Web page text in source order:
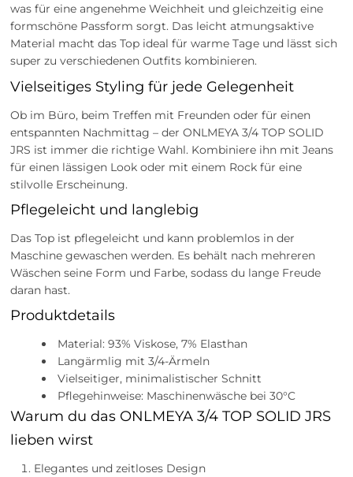
was für eine angenehme Weichheit und gleichzeitig eine
formschöne Passform sorgt. Das leicht atmungsaktive
Material macht das Top ideal für warme Tage und lässt sich
super zu verschiedenen Outfits kombinieren.
Vielseitiges Styling für jede Gelegenheit
Ob im Büro, beim Treffen mit Freunden oder für einen
entspannten Nachmittag – der ONLMEYA 3/4 TOP SOLID
JRS ist immer die richtige Wahl. Kombiniere ihn mit Jeans
für einen lässigen Look oder mit einem Rock für eine
stilvolle Erscheinung.
Pflegeleicht und langlebig
Das Top ist pflegeleicht und kann problemlos in der
Maschine gewaschen werden. Es behält nach mehreren
Wäschen seine Form und Farbe, sodass du lange Freude
daran hast.
Produktdetails
Material: 93% Viskose, 7% Elasthan
Langärmlig mit 3/4-Ärmeln
Vielseitiger, minimalistischer Schnitt
Pflegehinweise: Maschinenwäsche bei 30°C
Warum du das ONLMEYA 3/4 TOP SOLID JRS
lieben wirst
Elegantes und zeitloses Design